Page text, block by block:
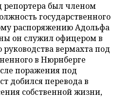
репортера был членом
государственного
распоряжению Адольфа
он служил офицером в
вермахта под
в Нюрнберге
поражения под
добился перевода в
собственной жизни,